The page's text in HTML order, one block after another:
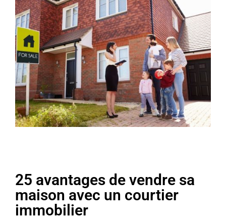
25 avantages de vendre sa
maison avec un courtier
immobilier